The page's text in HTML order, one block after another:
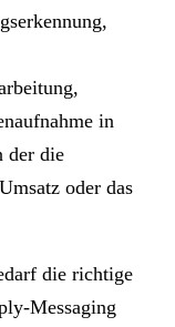
in
der die
oder das
die richtige
Messaging